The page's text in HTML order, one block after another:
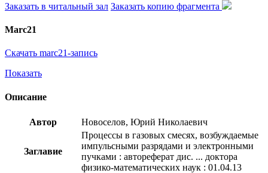
Заказать в читальный зал Заказать копию фрагмента
Marc21
Скачать marc21-запись
Показать
Описание
Автор Новоселов, Юрий Николаевич
Заглавие
Процессы в газовых смесях, возбуждаемые
импульсными разрядами и электронными
пучками : автореферат дис. ... доктора
физико-математических наук : 01.04.13